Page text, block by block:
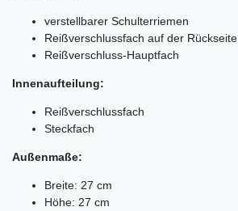
verstellbarer Schulterriemen
Reißverschlussfach auf der Rückseite
Reißverschluss-Hauptfach
Innenaufteilung:
Reißverschlussfach
Steckfach
Außenmaße:
Breite: 27 cm
Höhe: 27 cm